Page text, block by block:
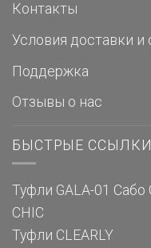
Контакты
Условия доставки и
Поддержка
Отзывы о нас
БЫСТРЫЕ ССЫЛКИ
Туфли GALA-01 Сабо
CHIC
Туфли CLEARLY